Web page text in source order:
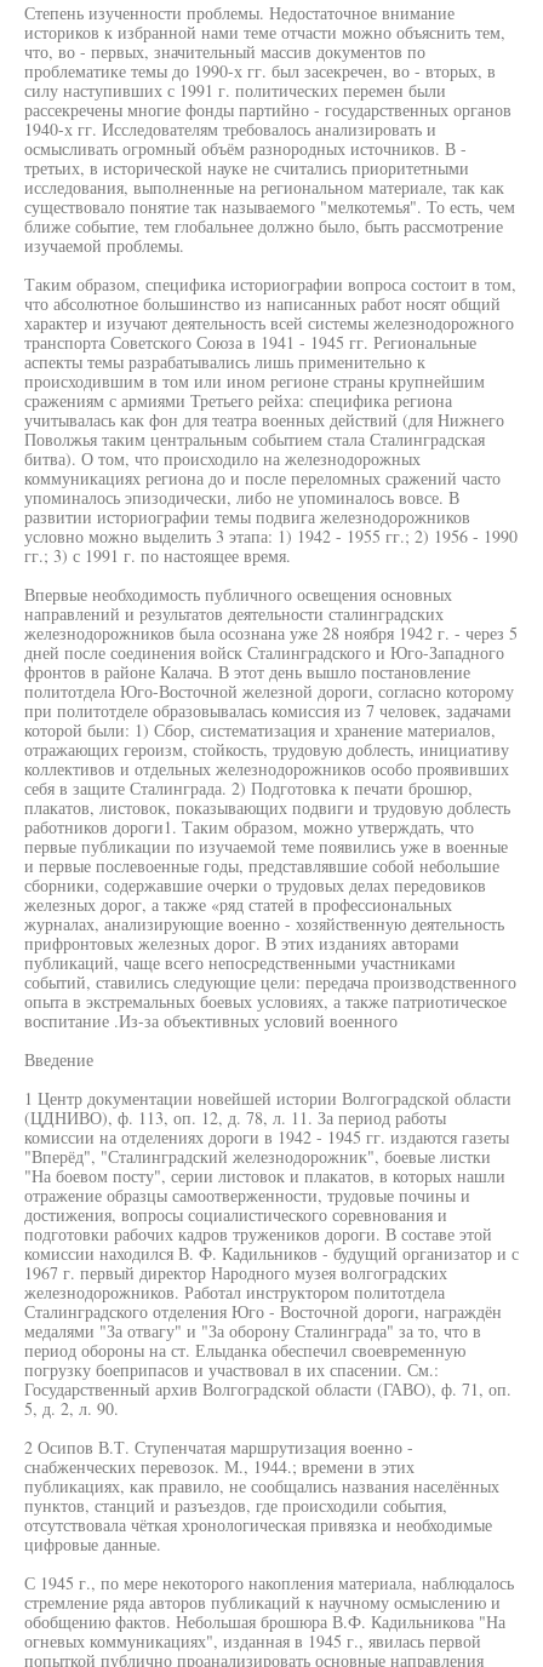
Степень изученности проблемы. Недостаточное внимание
историков к избранной нами теме отчасти можно объяснить тем,
что, во - первых, значительный массив документов по
проблематике темы до 1990-х гг. был засекречен, во - вторых, в
силу наступивших с 1991 г. политических перемен были
рассекречены многие фонды партийно - государственных органов
1940-х гг. Исследователям требовалось анализировать и
осмысливать огромный объём разнородных источников. В -
третьих, в исторической науке не считались приоритетными
исследования, выполненные на региональном материале, так как
существовало понятие так называемого "мелкотемья". То есть, чем
ближе событие, тем глобальнее должно было, быть рассмотрение
изучаемой проблемы.
Таким образом, специфика историографии вопроса состоит в том,
что абсолютное большинство из написанных работ носят общий
характер и изучают деятельность всей системы железнодорожного
транспорта Советского Союза в 1941 - 1945 гг. Региональные
аспекты темы разрабатывались лишь применительно к
происходившим в том или ином регионе страны крупнейшим
сражениям с армиями Третьего рейха: специфика региона
учитывалась как фон для театра военных действий (для Нижнего
Поволжья таким центральным событием стала Сталинградская
битва). О том, что происходило на железнодорожных
коммуникациях региона до и после переломных сражений часто
упоминалось эпизодически, либо не упоминалось вовсе. В
развитии историографии темы подвига железнодорожников
условно можно выделить 3 этапа: 1) 1942 - 1955 гг.; 2) 1956 - 1990
гг.; 3) с 1991 г. по настоящее время.
Впервые необходимость публичного освещения основных
направлений и результатов деятельности сталинградских
железнодорожников была осознана уже 28 ноября 1942 г. - через 5
дней после соединения войск Сталинградского и Юго-Западного
фронтов в районе Калача. В этот день вышло постановление
политотдела Юго-Восточной железной дороги, согласно которому
при политотделе образовывалась комиссия из 7 человек, задачами
которой были: 1) Сбор, систематизация и хранение материалов,
отражающих героизм, стойкость, трудовую доблесть, инициативу
коллективов и отдельных железнодорожников особо проявивших
себя в защите Сталинграда. 2) Подготовка к печати брошюр,
плакатов, листовок, показывающих подвиги и трудовую доблесть
работников дороги1. Таким образом, можно утверждать, что
первые публикации по изучаемой теме появились уже в военные
и первые послевоенные годы, представлявшие собой небольшие
сборники, содержавшие очерки о трудовых делах передовиков
железных дорог, а также «ряд статей в профессиональных
журналах, анализирующие военно - хозяйственную деятельность
прифронтовых железных дорог. В этих изданиях авторами
публикаций, чаще всего непосредственными участниками
событий, ставились следующие цели: передача производственного
опыта в экстремальных боевых условиях, а также патриотическое
воспитание .Из-за объективных условий военного
Введение
1 Центр документации новейшей истории Волгоградской области
(ЦДНИВО), ф. 113, оп. 12, д. 78, л. 11. За период работы
комиссии на отделениях дороги в 1942 - 1945 гг. издаются газеты
"Вперёд", "Сталинградский железнодорожник", боевые листки
"На боевом посту", серии листовок и плакатов, в которых нашли
отражение образцы самоотверженности, трудовые почины и
достижения, вопросы социалистического соревнования и
подготовки рабочих кадров тружеников дороги. В составе этой
комиссии находился В. Ф. Кадильников - будущий организатор и с
1967 г. первый директор Народного музея волгоградских
железнодорожников. Работал инструктором политотдела
Сталинградского отделения Юго - Восточной дороги, награждён
медалями "За отвагу" и "За оборону Сталинграда" за то, что в
период обороны на ст. Елыданка обеспечил своевременную
погрузку боеприпасов и участвовал в их спасении. См.:
Государственный архив Волгоградской области (ГАВО), ф. 71, оп.
5, д. 2, л. 90.
2 Осипов В.Т. Ступенчатая маршрутизация военно -
снабженческих перевозок. М., 1944.; времени в этих
публикациях, как правило, не сообщались названия населённых
пунктов, станций и разъездов, где происходили события,
отсутствовала чёткая хронологическая привязка и необходимые
цифровые данные.
С 1945 г., по мере некоторого накопления материала, наблюдалось
стремление ряда авторов публикаций к научному осмыслению и
обобщению фактов. Небольшая брошюра В.Ф. Кадильникова "На
огневых коммуникациях", изданная в 1945 г., явилась первой
попыткой публично проанализировать основные направления